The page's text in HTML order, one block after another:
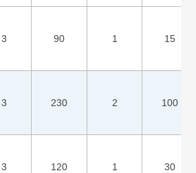
3 90 1 15
3 230 2 100
3 120 1 30